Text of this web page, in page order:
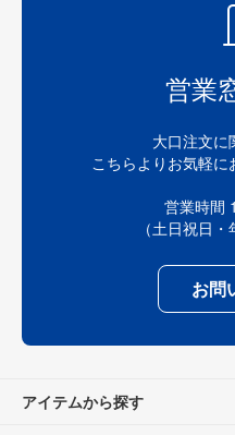
営業
大口注文に
こちらよりお気軽に
営業時間
（土日祝日
お問
アイテムから探す